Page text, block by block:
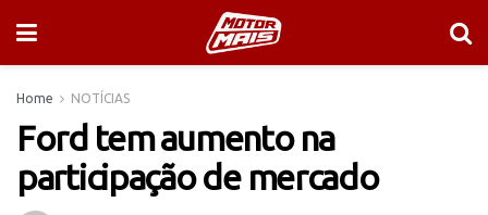
Home NOTÍCIAS
Ford tem aumento na
participação de mercado